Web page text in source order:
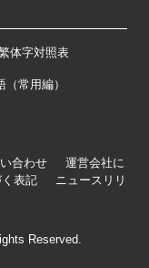
体字対照表
（常用編）
合わせ
運営会社に
表記
ニュースリリ
Reserved.